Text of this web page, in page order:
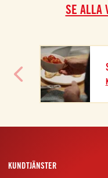
SE ALLA
KUNDTJÄNSTER